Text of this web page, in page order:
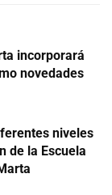
incorporará
novedades
niveles
de la Escuela